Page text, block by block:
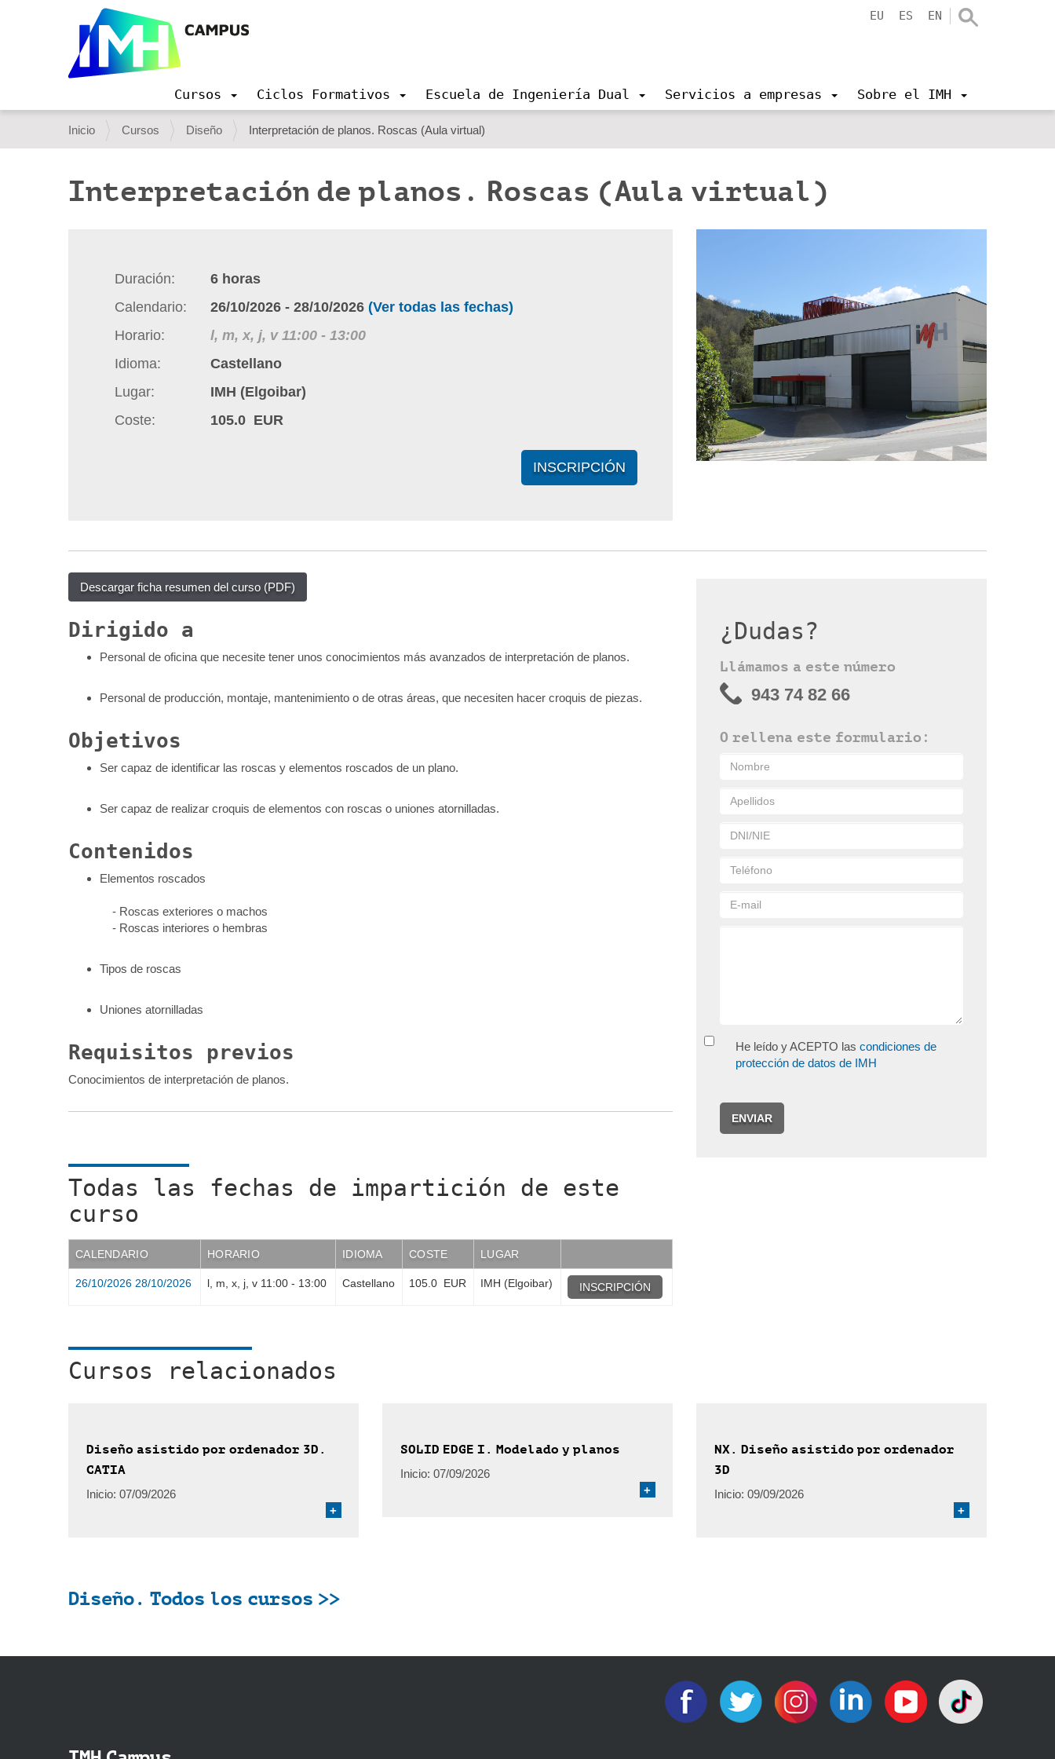
EU ES EN
v
a
c
Cursos Ciclos Formativos Escuela de Ingeniería Dual Servicios a empresas Sobre el IMH
U
s
e
Inicio Cursos Diseño Interpretación de planos. Roscas (Aula virtual)
Interpretación de planos. Roscas (Aula virtual)
Duración 6 horas
Calendario
26/10/2026- 28/10/2026 (Ver todas las fechas)
Horario
l, m, x, j, v 11:00- 13:00
Idioma
Castellano
Lugar
IMH (Elgoibar)
Coste
105.0 EUR
INSCRIPCIÓN
Descargar ficha resumen del curso (PDF)
Dirigido a
Personal de oficina que necesite tener unos conocimientos más avanzados de interpretación de planos.
Personal de producción, montaje, mantenimiento o de otras áreas, que necesiten hacer croquis de piezas.
Objetivos
Ser capaz de identificar las roscas y elementos roscados de un plano.
Ser capaz de realizar croquis de elementos con roscas o uniones atornilladas.
Contenidos
Elementos roscados
- Roscas exteriores o machos
- Roscas interiores o hembras
Tipos de roscas
Uniones atornilladas
Requisitos previos
Conocimientos de interpretación de planos.
Todas las fechas de impartición de este
curso
CALENDARIO HORARIO IDIOMA COSTE LUGAR
26/10/2026 28/10/2026 l, m, x, j, v 11:00 - 13:00 Castellano 105.0 EUR IMH (Elgoibar) INSCRIPCIÓN
¿Dudas?
Llámamos a este número
943 74 82 66
O rellena este formulario:
He leído y ACEPTO las condiciones de
protección de datos de IMH
ENVIAR
Cursos relacionados
Diseño asistido por ordenador 3D.
CATIA
Inicio: 07/09/2026
+
SOLID EDGE I. Modelado y planos
Inicio: 07/09/2026
+
NX. Diseño asistido por ordenador
3D
Inicio: 09/09/2026
+
Diseño. Todos los cursos >>